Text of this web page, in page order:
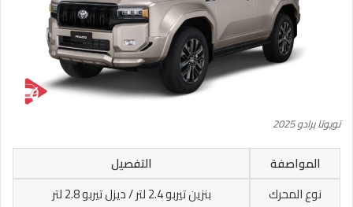
تويوتا برادو 2025
المواصفة
التفصيل
نوع المحرك
بنزين تيربو 2.4 لتر / ديزل تيربو 2.8 لتر